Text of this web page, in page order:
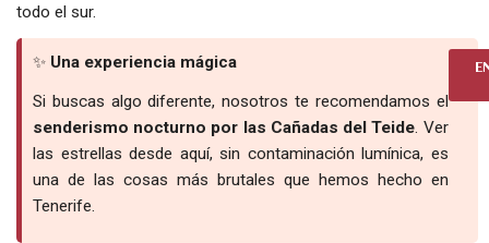
todo el sur.
✨ Una experiencia mágica
Si buscas algo diferente, nosotros te recomendamos el
senderismo nocturno por las Cañadas del Teide . Ver
las estrellas desde aquí, sin contaminación lumínica, es
una de las cosas más brutales que hemos hecho en
Tenerife.